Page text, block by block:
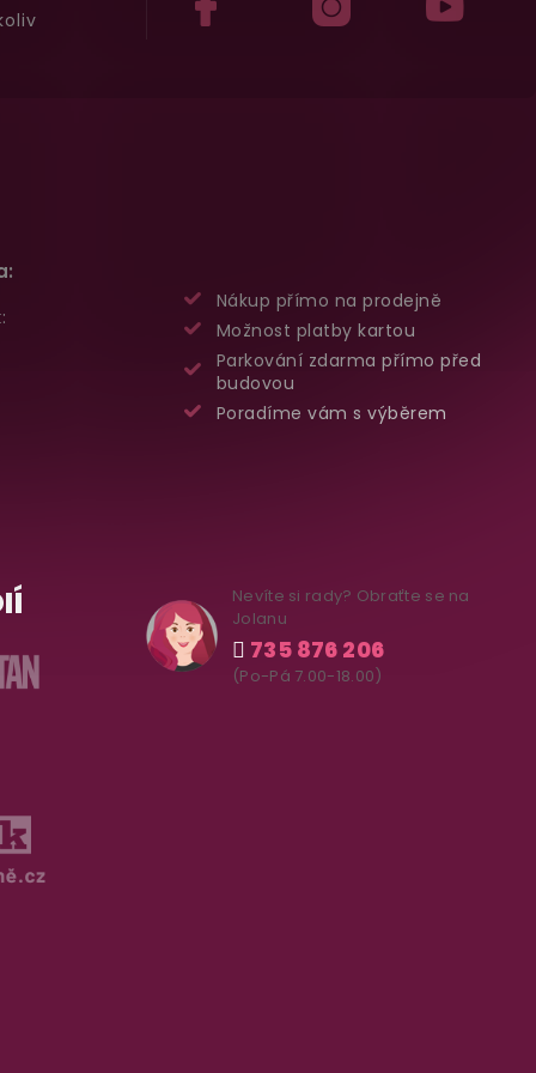
Nákup přímo na prodejně
Možnost platby kartou
Parkování zdarma přímo před
budovou
Poradíme vám s výběrem
Nevíte si rady? Obraťte se na
Jolanu
735 876 206
(Po-Pá 7.00-18.00)